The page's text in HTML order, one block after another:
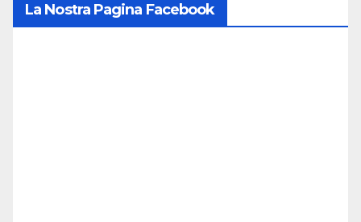
La Nostra Pagina Facebook